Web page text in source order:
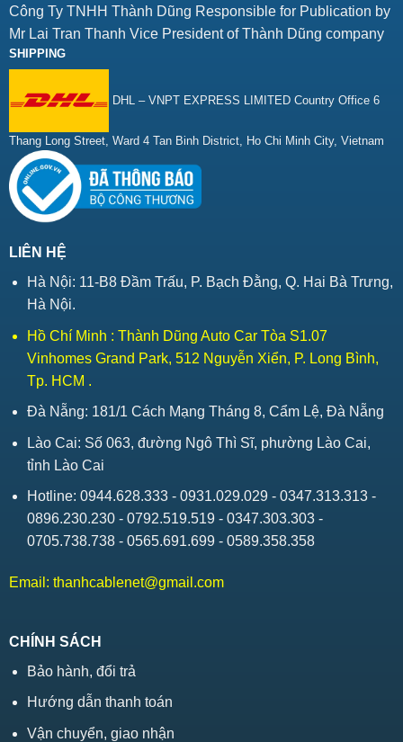
Công Ty TNHH Thành Dũng Responsible for Publication by
Mr Lai Tran Thanh Vice President of Thành Dũng company
SHIPPING
DHL – VNPT EXPRESS LIMITED Country Office 6
Thang Long Street, Ward 4 Tan Binh District, Ho Chi Minh City, Vietnam
LIÊN HỆ
Hà Nội: 11-B8 Đầm Trấu, P. Bạch Đằng, Q. Hai Bà Trưng,
Hà Nội.
Hồ Chí Minh : Thành Dũng Auto Car Tòa S1.07
Vinhomes Grand Park, 512 Nguyễn Xiển, P. Long Bình,
Tp. HCM .
Đà Nẵng: 181/1 Cách Mạng Tháng 8, Cẩm Lệ, Đà Nẵng
Lào Cai: Số 063, đường Ngô Thì Sĩ, phường Lào Cai,
tỉnh Lào Cai
Hotline: 0944.628.333 - 0931.029.029 - 0347.313.313 -
0896.230.230 - 0792.519.519 - 0347.303.303 -
0705.738.738 - 0565.691.699 - 0589.358.358
Email: thanhcablenet@gmail.com
CHÍNH SÁCH
Bảo hành, đổi trả
Hướng dẫn thanh toán
Vận chuyển, giao nhận